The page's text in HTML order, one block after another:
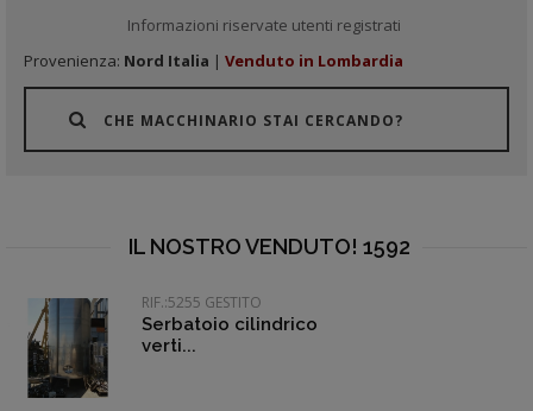
Informazioni riservate utenti registrati
Provenienza: Nord Italia | Venduto in Lombardia
CHE MACCHINARIO STAI CERCANDO?
IL NOSTRO VENDUTO! 1592
RIF.:5255 GESTITO
Serbatoio cilindrico
verti...